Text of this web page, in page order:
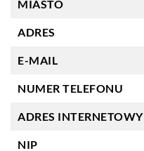
MIASTO
ADRES
E-MAIL
NUMER TELEFONU
ADRES INTERNETOWY
NIP